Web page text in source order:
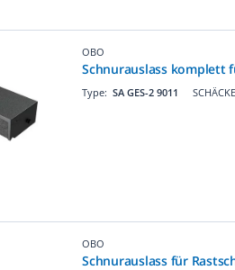
OBO
Schnurauslass komplett
Type: SA GES-2 9011
OBO
Schnurauslass für